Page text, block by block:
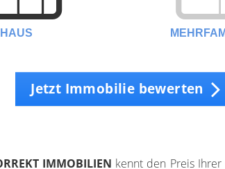
HAUS
Jetzt Immobilie bewerten
IMMOBILIEN kennt den Preis